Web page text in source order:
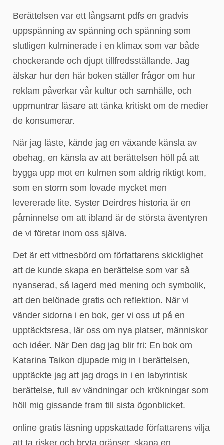
Berättelsen var ett långsamt pdfs en gradvis
uppspänning av spänning och spänning som
slutligen kulminerade i en klimax som var både
chockerande och djupt tillfredsställande. Jag
älskar hur den här boken ställer frågor om hur
reklam påverkar vår kultur och samhälle, och
uppmuntrar läsare att tänka kritiskt om de medier
de konsumerar.
När jag läste, kände jag en växande känsla av
obehag, en känsla av att berättelsen höll på att
bygga upp mot en kulmen som aldrig riktigt kom,
som en storm som lovade mycket men
levererade lite. Syster Deirdres historia är en
påminnelse om att ibland är de största äventyren
de vi företar inom oss själva.
Det är ett vittnesbörd om författarens skicklighet
att de kunde skapa en berättelse som var så
nyanserad, så lagerd med mening och symbolik,
att den belönade gratis och reflektion. När vi
vänder sidorna i en bok, ger vi oss ut på en
upptäcktsresa, lär oss om nya platser, människor
och idéer. När Den dag jag blir fri: En bok om
Katarina Taikon djupade mig in i berättelsen,
upptäckte jag att jag drogs in i en labyrintisk
berättelse, full av vändningar och krökningar som
höll mig gissande fram till sista ögonblicket.
online gratis läsning uppskattade författarens vilja
att ta risker och bryta gränser, skapa en